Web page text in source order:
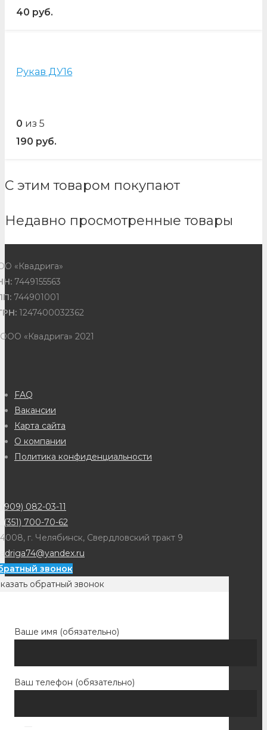
40 руб.
Рукав ДУ16
0 из 5
190 руб.
С этим товаром покупают
Недавно просмотренные товары
«Квадрига»
7449155563
744901001
1247400032362
«Квадрига» 2021
FAQ
Вакансии
Карта сайта
О компании
Политика конфиденциальности
082-03-11
(351) 700-70-62
г. Челябинск, Свердловский тракт 9
звонок
обратный звонок
Ваше имя (обязательно)
Ваш телефон (обязательно)